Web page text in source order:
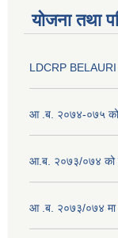
योजना तथा
LDCRP
आ .ब. २०७४-०७५ को
आ.ब. २०७३/०७४ को
आ .ब. २०७३/०७४ मा